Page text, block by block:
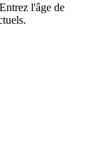
l'âge de